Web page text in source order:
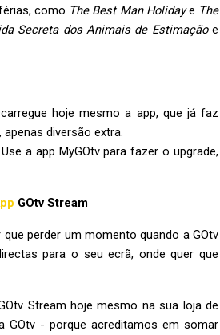
como The Best Man Holidaye The
Secreta dos Animais de Estimaçãoe
hoje mesmo a app, que já faz
diversão extra.
a app MyGOtv para fazer o upgrade,
GOtv Stream
perder um momento quando a GOtv
para o seu ecrã, onde quer que
Stream hoje mesmo na sua loja de
GOtv - porque acreditamos em somar